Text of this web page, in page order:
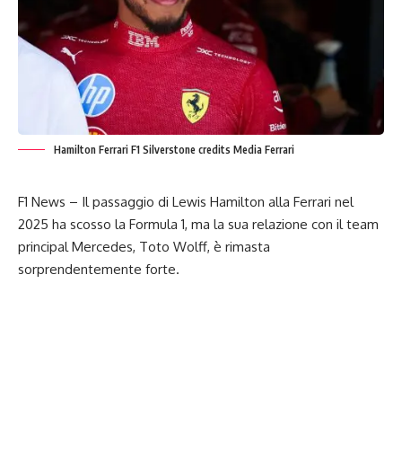
Hamilton Ferrari F1 Silverstone credits Media Ferrari
F1 News – Il passaggio di Lewis Hamilton alla Ferrari nel
2025 ha scosso la Formula 1, ma la sua relazione con il team
principal Mercedes, Toto Wolff, è rimasta
sorprendentemente forte.